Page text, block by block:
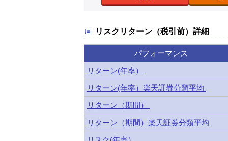
リスクリターン（税引前）詳細
パフォーマンス
リターン(年率）
リターン(年率）楽天証券分類平均
リターン（期間）
リターン（期間）楽天証券分類平均